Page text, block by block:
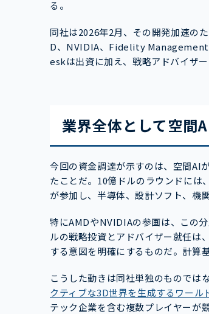
る。
同社は2026年2月、その開発加速の
D、NVIDIA、Fidelity
eskは出資に加え、戦略アドバイザー
業界全体として空間
今回の資金調達が示すのは、空間AI
たことだ。10億ドルのラウンドに
が参加し、半導体、設計ソフト、機
特にAMDやNVIDIAの参画は、この
ルの戦略投資とアドバイザー就任は
する意図を明確にするものだ。計算
こうした動きは同社単独のものでは
クティブな3D世界を生成するワール
テック企業を含む複数プレイヤーが